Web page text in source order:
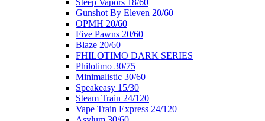
Steep Vapors 18/60
Gunshot By Eleven 20/60
ΟΡΜΗ 20/60
Five Pawns 20/60
Blaze 20/60
FHILOTIMO DARK SERIES
Philotimo 30/75
Minimalistic 30/60
Speakeasy 15/30
Steam Train 24/120
Vape Train Express 24/120